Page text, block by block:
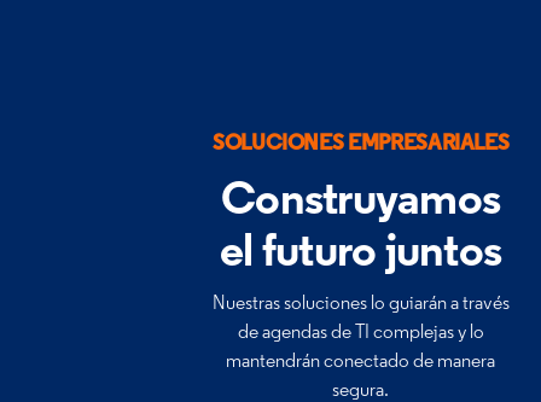
SOLUCIONES EMPRESARIALES
Construyamos
el futuro juntos
Nuestras soluciones lo guiarán a través
de agendas de TI complejas y lo
mantendrán conectado de manera
segura.